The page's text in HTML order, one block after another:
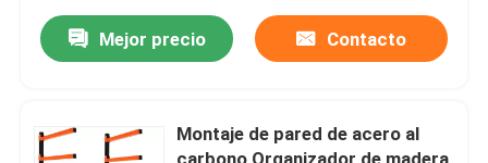
Mejor precio Contacto
Montaje de pared de acero al
carbono Organizador de madera